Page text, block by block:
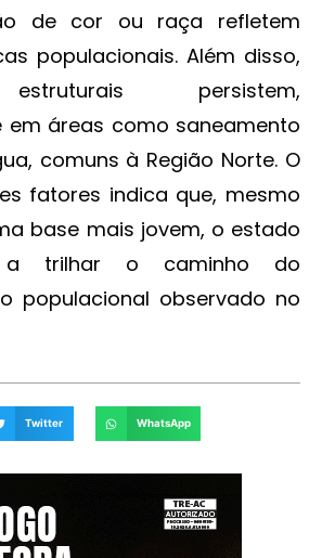
de cor ou raça refletem
populacionais. Além disso,
persistem,
em áreas como saneamento
comuns à Região Norte. O
fatores indica que, mesmo
base mais jovem, o estado
trilhar o caminho do
populacional observado no
Twitter WhatsApp